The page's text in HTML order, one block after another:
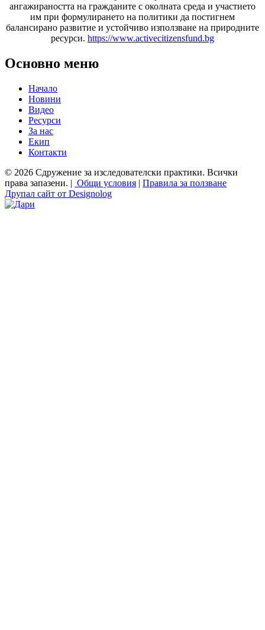
ангажираността на гражданите с околната среда и участието
им при формулирането на политики да постигнем
балансирано развитие и устойчиво използване на природните
ресурси. https://www.activecitizensfund.bg
Основно меню
Начало
Новини
Видео
Ресурси
За нас
Екип
Контакти
© 2026 Сдружение за изследователски практики. Всички
права запазени. | Общи условия | Правила за ползване
Друпал сайт от Designolog